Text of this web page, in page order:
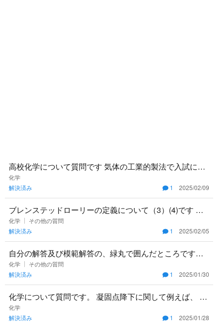
高校化学について質問です 気体の工業的製法で入試に出
やすいものを教えてください！ ハーバー、オストワル
ト、接触法はわかる
化学
解決済み
1 2025/02/09
ブレンステッドローリーの定義について（3）(4)です 答
えが塩基だというのは何となく分かるのですが、水素イ
オンを受け取っ
化学
その他の質問
解決済み
1 2025/02/05
自分の解答及び模範解答の、緑丸で囲んだところです。
この部分は接していないと間違いですか？ どこが接して
いるのかは、考え
化学
その他の質問
解決済み
1 2025/01/30
化学について質問です。 凝固点降下に関して例えば、 質
量モル濃度0.2mol/kgの食塩水の凝固点が-0.2度だったと
す
化学
解決済み
1 2025/01/28